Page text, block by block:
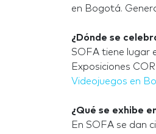
en Bogotá.
¿Dónde se
SOFA tiene lugar
Exposiciones
Videojuegos en
¿Qué se exhibe
En SOFA se dan